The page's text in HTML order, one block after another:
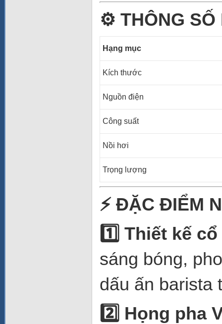
⚙️ THÔNG
Hạng mục
Kích thước
Nguồn điện
Công suất
Nồi hơi
Trọng lượng
⚡ĐẶC ĐIỂM
1️ Thiết kế
sáng bóng,
dấu ấn barista
2️ Họng pha